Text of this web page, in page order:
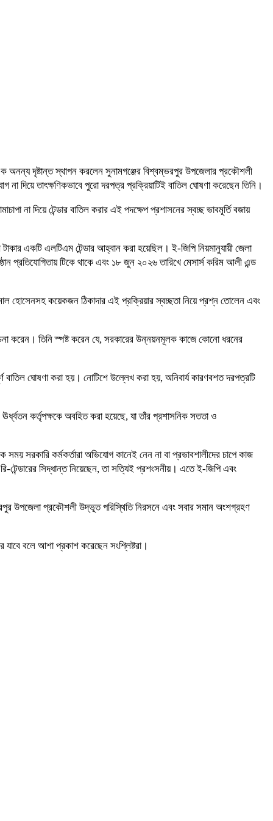
অনন্য দৃষ্টান্ত স্থাপন করলেন সুনামগঞ্জের বিশ্বম্ভরপুর উপজেলার প্রকৌশলী
দিয়ে তাৎক্ষণিকভাবে পুরো দরপত্র প্রক্রিয়াটিই বাতিল ঘোষণা করেছেন তিনি।
না দিয়ে টেন্ডার বাতিল করার এই পদক্ষেপ প্রশাসনের স্বচ্ছ ভাবমূর্তি বজায়
একটি এলটিএম টেন্ডার আহ্বান করা হয়েছিল। ই-জিপি নিয়মানুযায়ী জেলা
প্রতিযোগিতায় টিকে থাকে এবং ১৮ জুন ২০২৬ তারিখে মেসার্স করিম আলী এন্ড
হোসেনসহ কয়েকজন ঠিকাদার এই প্রক্রিয়ার স্বচ্ছতা নিয়ে প্রশ্ন তোলেন এবং
করেন। তিনি স্পষ্ট করেন যে, সরকারের উন্নয়নমূলক কাজে কোনো ধরনের
ঘোষণা করা হয়। নোটিশে উল্লেখ করা হয়, অনিবার্য কারণবশত দরপত্রটি
কর্তৃপক্ষকে অবহিত করা হয়েছে, যা তাঁর প্রশাসনিক সততা ও
সরকারি কর্মকর্তারা অভিযোগ কানেই নেন না বা প্রভাবশালীদের চাপে কাজ
টেন্ডারের সিদ্ধান্ত নিয়েছেন, তা সত্যিই প্রশংসনীয়। এতে ই-জিপি এবং
উপজেলা প্রকৌশলী উদ্ভূত পরিস্থিতি নিরসনে এবং সবার সমান অংশগ্রহণ
বলে আশা প্রকাশ করেছেন সংশ্লিষ্টরা।